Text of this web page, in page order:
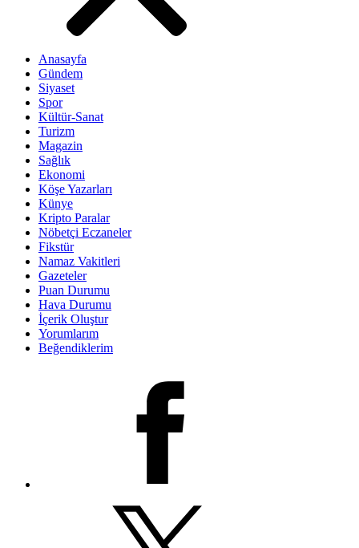
Anasayfa
Gündem
Siyaset
Spor
Kültür-Sanat
Turizm
Magazin
Sağlık
Ekonomi
Köşe Yazarları
Künye
Kripto Paralar
Nöbetçi Eczaneler
Fikstür
Namaz Vakitleri
Gazeteler
Puan Durumu
Hava Durumu
İçerik Oluştur
Yorumlarım
Beğendiklerim